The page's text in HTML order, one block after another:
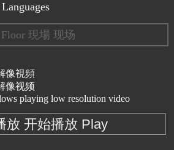
Floor 現場 现场
像視頻
像视频
playing low resolution video
放 开始播放 Play